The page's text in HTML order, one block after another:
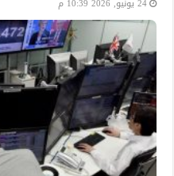
24 يونيو, 2026 10:39 م